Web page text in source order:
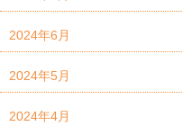
2024年6月
2024年5月
2024年4月